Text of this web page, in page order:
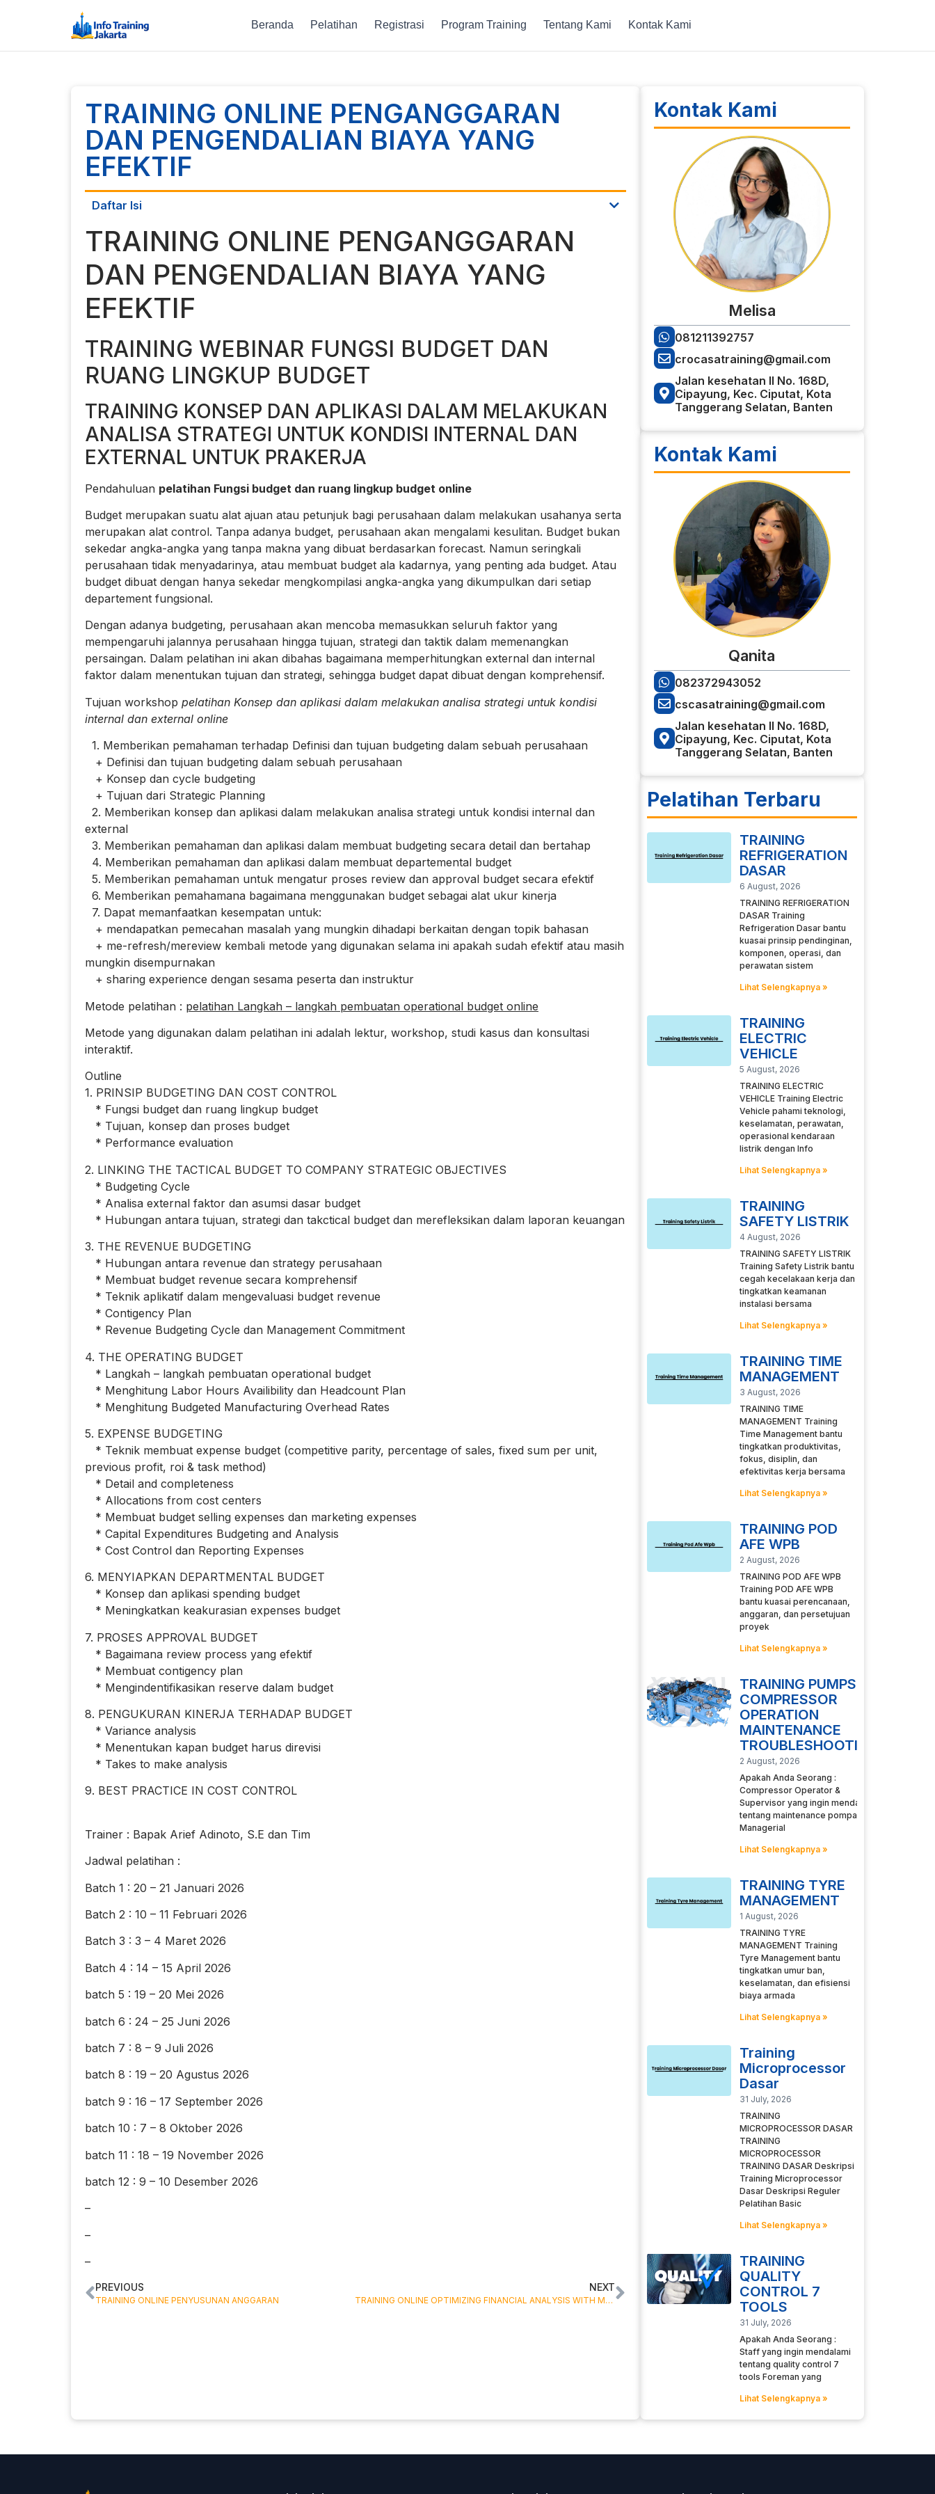
Beranda Pelatihan Registrasi Program Training Tentang Kami Kontak Kami
TRAINING ONLINE PENGANGGARAN
DAN PENGENDALIAN BIAYA YANG
EFEKTIF
Daftar Isi
TRAINING ONLINE PENGANGGARAN
DAN PENGENDALIAN BIAYA YANG
EFEKTIF
TRAINING WEBINAR FUNGSI BUDGET DAN
RUANG LINGKUP BUDGET
TRAINING KONSEP DAN APLIKASI DALAM MELAKUKAN
ANALISA STRATEGI UNTUK KONDISI INTERNAL DAN
EXTERNAL UNTUK PRAKERJA
Pendahuluan pelatihan Fungsi budget dan ruang lingkup budget online
Budget merupakan suatu alat ajuan atau petunjuk bagi perusahaan dalam melakukan usahanya serta
merupakan alat control. Tanpa adanya budget, perusahaan akan mengalami kesulitan. Budget bukan
sekedar angka-angka yang tanpa makna yang dibuat berdasarkan forecast. Namun seringkali
perusahaan tidak menyadarinya, atau membuat budget ala kadarnya, yang penting ada budget. Atau
budget dibuat dengan hanya sekedar mengkompilasi angka-angka yang dikumpulkan dari setiap
departement fungsional.
Dengan adanya budgeting, perusahaan akan mencoba memasukkan seluruh faktor yang
mempengaruhi jalannya perusahaan hingga tujuan, strategi dan taktik dalam memenangkan
persaingan. Dalam pelatihan ini akan dibahas bagaimana memperhitungkan external dan internal
faktor dalam menentukan tujuan dan strategi, sehingga budget dapat dibuat dengan komprehensif.
Tujuan workshop pelatihan Konsep dan aplikasi dalam melakukan analisa strategi untuk kondisi
internal dan external online
1. Memberikan pemahaman terhadap Definisi dan tujuan budgeting dalam sebuah perusahaan
+ Definisi dan tujuan budgeting dalam sebuah perusahaan
+ Konsep dan cycle budgeting
+ Tujuan dari Strategic Planning
2. Memberikan konsep dan aplikasi dalam melakukan analisa strategi untuk kondisi internal dan
external
3. Memberikan pemahaman dan aplikasi dalam membuat budgeting secara detail dan bertahap
4. Memberikan pemahaman dan aplikasi dalam membuat departemental budget
5. Memberikan pemahaman untuk mengatur proses review dan approval budget secara efektif
6. Memberikan pemahamana bagaimana menggunakan budget sebagai alat ukur kinerja
7. Dapat memanfaatkan kesempatan untuk:
+ mendapatkan pemecahan masalah yang mungkin dihadapi berkaitan dengan topik bahasan
+ me-refresh/mereview kembali metode yang digunakan selama ini apakah sudah efektif atau masih
mungkin disempurnakan
+ sharing experience dengan sesama peserta dan instruktur
Metode pelatihan : pelatihan Langkah – langkah pembuatan operational budget online
Metode yang digunakan dalam pelatihan ini adalah lektur, workshop, studi kasus dan konsultasi
interaktif.
Outline
1. PRINSIP BUDGETING DAN COST CONTROL
* Fungsi budget dan ruang lingkup budget
* Tujuan, konsep dan proses budget
* Performance evaluation
2. LINKING THE TACTICAL BUDGET TO COMPANY STRATEGIC OBJECTIVES
* Budgeting Cycle
* Analisa external faktor dan asumsi dasar budget
* Hubungan antara tujuan, strategi dan takctical budget dan merefleksikan dalam laporan keuangan
3. THE REVENUE BUDGETING
* Hubungan antara revenue dan strategy perusahaan
* Membuat budget revenue secara komprehensif
* Teknik aplikatif dalam mengevaluasi budget revenue
* Contigency Plan
* Revenue Budgeting Cycle dan Management Commitment
4. THE OPERATING BUDGET
* Langkah – langkah pembuatan operational budget
* Menghitung Labor Hours Availibility dan Headcount Plan
* Menghitung Budgeted Manufacturing Overhead Rates
5. EXPENSE BUDGETING
* Teknik membuat expense budget (competitive parity, percentage of sales, fixed sum per unit,
previous profit, roi & task method)
* Detail and completeness
* Allocations from cost centers
* Membuat budget selling expenses dan marketing expenses
* Capital Expenditures Budgeting and Analysis
* Cost Control dan Reporting Expenses
6. MENYIAPKAN DEPARTMENTAL BUDGET
* Konsep dan aplikasi spending budget
* Meningkatkan keakurasian expenses budget
7. PROSES APPROVAL BUDGET
* Bagaimana review process yang efektif
* Membuat contigency plan
* Mengindentifikasikan reserve dalam budget
8. PENGUKURAN KINERJA TERHADAP BUDGET
* Variance analysis
* Menentukan kapan budget harus direvisi
* Takes to make analysis
9. BEST PRACTICE IN COST CONTROL
Trainer : Bapak Arief Adinoto, S.E dan Tim
Jadwal pelatihan :
Batch 1 : 20 – 21 Januari 2026
Batch 2 : 10 – 11 Februari 2026
Batch 3 : 3 – 4 Maret 2026
Batch 4 : 14 – 15 April 2026
batch 5 : 19 – 20 Mei 2026
batch 6 : 24 – 25 Juni 2026
batch 7 : 8 – 9 Juli 2026
batch 8 : 19 – 20 Agustus 2026
batch 9 : 16 – 17 September 2026
batch 10 : 7 – 8 Oktober 2026
batch 11 : 18 – 19 November 2026
batch 12 : 9 – 10 Desember 2026
–
–
–
PREVIOUS
TRAINING ONLINE PENYUSUNAN ANGGARAN
NEXT
TRAINING ONLINE OPTIMIZING FINANCIAL ANALYSIS WITH MS EXCEL
Kontak Kami
Melisa
081211392757
crocasatraining@gmail.com
Jalan kesehatan II No. 168D,
Cipayung, Kec. Ciputat, Kota
Tanggerang Selatan, Banten
Kontak Kami
Qanita
082372943052
cscasatraining@gmail.com
Jalan kesehatan II No. 168D,
Cipayung, Kec. Ciputat, Kota
Tanggerang Selatan, Banten
Pelatihan Terbaru
TRAINING
REFRIGERATION
DASAR
6 August, 2026
TRAINING REFRIGERATION
DASAR Training
Refrigeration Dasar bantu
kuasai prinsip pendinginan,
komponen, operasi, dan
perawatan sistem
Lihat Selengkapnya »
TRAINING
ELECTRIC
VEHICLE
5 August, 2026
TRAINING ELECTRIC
VEHICLE Training Electric
Vehicle pahami teknologi,
keselamatan, perawatan,
operasional kendaraan
listrik dengan Info
Lihat Selengkapnya »
TRAINING
SAFETY LISTRIK
4 August, 2026
TRAINING SAFETY LISTRIK
Training Safety Listrik bantu
cegah kecelakaan kerja dan
tingkatkan keamanan
instalasi bersama
Lihat Selengkapnya »
TRAINING TIME
MANAGEMENT
3 August, 2026
TRAINING TIME
MANAGEMENT Training
Time Management bantu
tingkatkan produktivitas,
fokus, disiplin, dan
efektivitas kerja bersama
Lihat Selengkapnya »
TRAINING POD
AFE WPB
2 August, 2026
TRAINING POD AFE WPB
Training POD AFE WPB
bantu kuasai perencanaan,
anggaran, dan persetujuan
proyek
Lihat Selengkapnya »
TRAINING PUMPS
COMPRESSOR
OPERATION
MAINTENANCE
TROUBLESHOOTING
2 August, 2026
Apakah Anda Seorang :
Compressor Operator &
Supervisor yang ingin mendalami
tentang maintenance pompa
Managerial
Lihat Selengkapnya »
TRAINING TYRE
MANAGEMENT
1 August, 2026
TRAINING TYRE
MANAGEMENT Training
Tyre Management bantu
tingkatkan umur ban,
keselamatan, dan efisiensi
biaya armada
Lihat Selengkapnya »
Training
Microprocessor
Dasar
31 July, 2026
TRAINING
MICROPROCESSOR DASAR
TRAINING
MICROPROCESSOR
TRAINING DASAR Deskripsi
Training Microprocessor
Dasar Deskripsi Reguler
Pelatihan Basic
Lihat Selengkapnya »
TRAINING
QUALITY
CONTROL 7
TOOLS
31 July, 2026
Apakah Anda Seorang :
Staff yang ingin mendalami
tentang quality control 7
tools Foreman yang
Lihat Selengkapnya »